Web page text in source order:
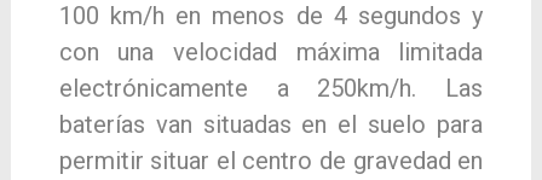
100 km/h en menos de 4 segundos y
con una velocidad máxima limitada
electrónicamente a 250km/h. Las
baterías van situadas en el suelo para
permitir situar el centro de gravedad en